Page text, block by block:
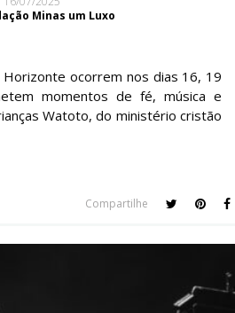
Minas um Luxo
ocorrem nos dias 16, 19
momentos de fé, música e
Watoto, do ministério cristão
Compartilhe